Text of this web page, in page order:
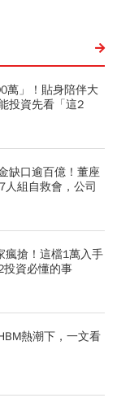
萬」！貼身陪伴大
投資先看「這2
缺口逾百億！董座
組自救會，公司
搶！這檔1萬入手
投資必懂的事
熱潮下，一文看